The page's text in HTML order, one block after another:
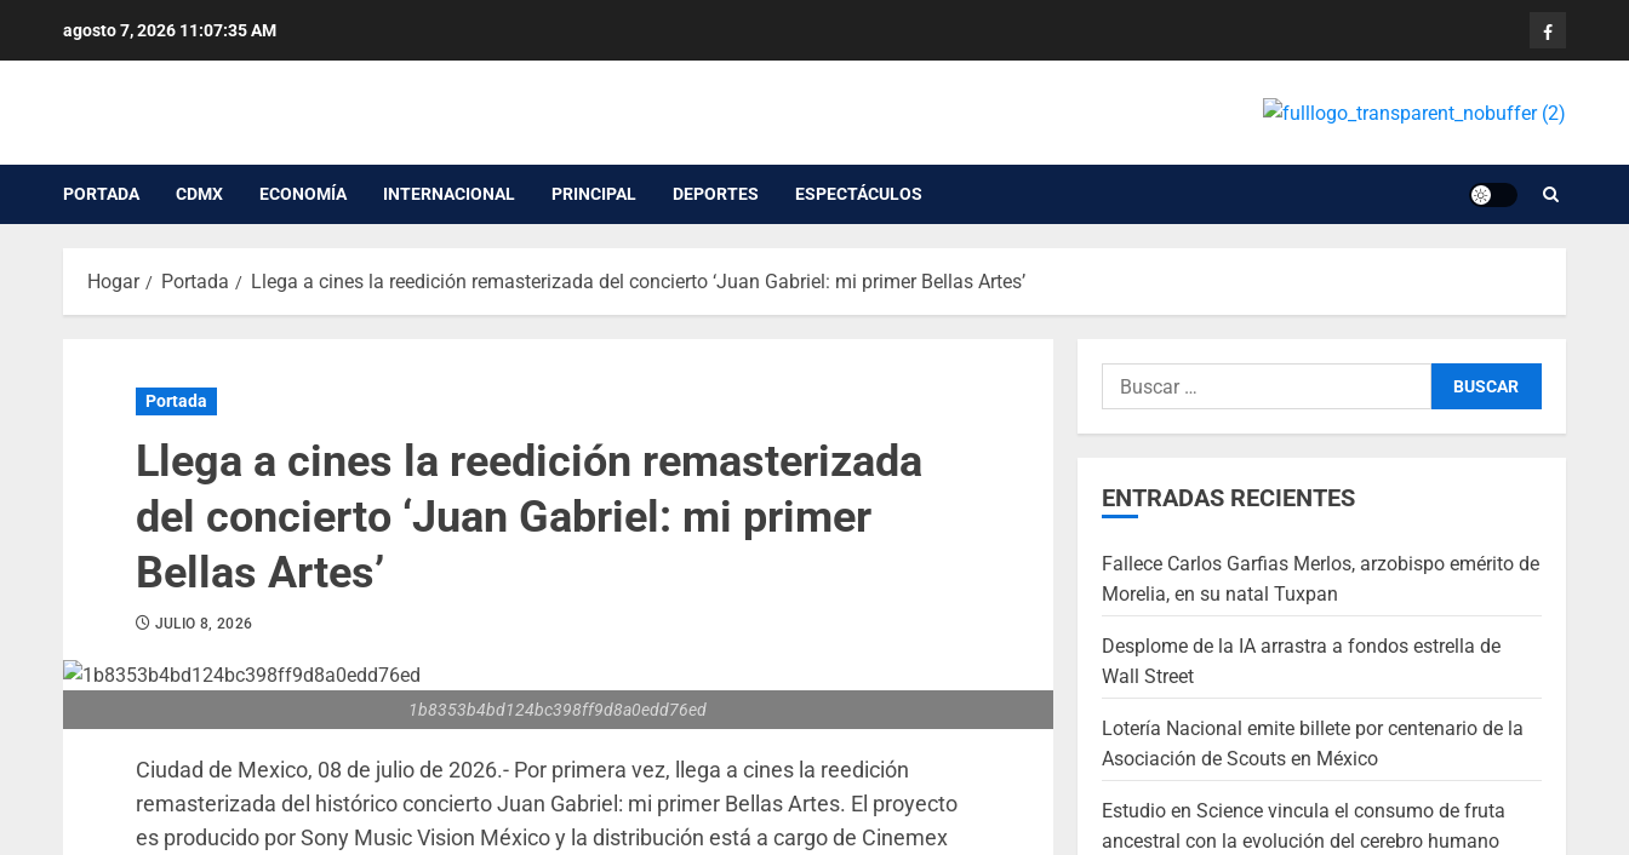
agosto 7, 2026 11:07:35 AM
PORTADA CDMX ECONOMÍA INTERNACIONAL PRINCIPAL DEPORTES ESPECTÁCULOS
Hogar Portada Llega a cines la reedición remasterizada del concierto ‘Juan Gabriel: mi primer Bellas Artes’
Portada
Llega a cines la reedición remasterizada
del concierto ‘Juan Gabriel: mi primer
Bellas Artes’
JULIO 8, 2026
1b8353b4bd124bc398ff9d8a0edd76ed
Ciudad de Mexico, 08 de julio de 2026.- Por primera vez, llega a cines la reedición
remasterizada del histórico concierto Juan Gabriel: mi primer Bellas Artes. El proyecto
es producido por Sony Music Vision México y la distribución está a cargo de Cinemex
ENTRADAS RECIENTES
Fallece Carlos Garfias Merlos, arzobispo emérito de
Morelia, en su natal Tuxpan
Desplome de la IA arrastra a fondos estrella de
Wall Street
Lotería Nacional emite billete por centenario de la
Asociación de Scouts en México
Estudio en Science vincula el consumo de fruta
ancestral con la evolución del cerebro humano